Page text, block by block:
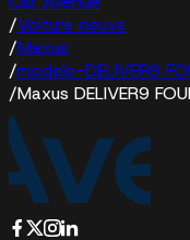
/Voiture neuve
/Maxus
/modele-DELIVER9
/Maxus DELIVER9